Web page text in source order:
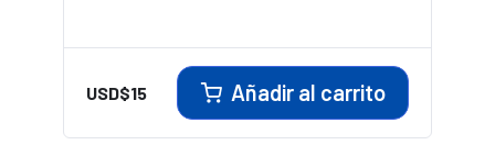
USD$15 Añadir al carrito